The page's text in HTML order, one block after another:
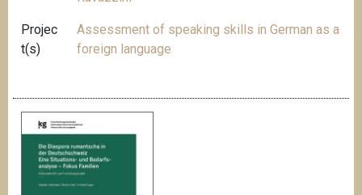
Projec
t(s)
Assessment of speaking skills in German as a
foreign language